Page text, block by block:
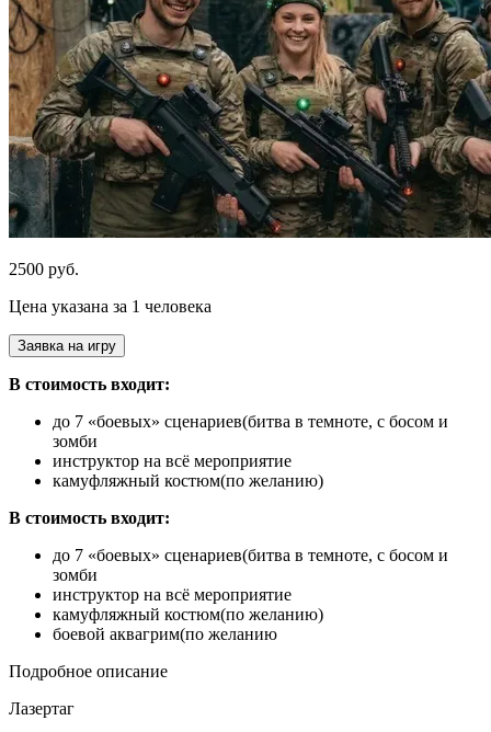
2500 руб.
Цена указана за 1 человека
Заявка на игру
В стоимость входит:
до 7 «боевых» сценариев(битва в темноте, с босом и
зомби
инструктор на всё мероприятие
камуфляжный костюм(по желанию)
В стоимость входит:
до 7 «боевых» сценариев(битва в темноте, с босом и
зомби
инструктор на всё мероприятие
камуфляжный костюм(по желанию)
боевой аквагрим(по желанию
Подробное описание
Лазертаг